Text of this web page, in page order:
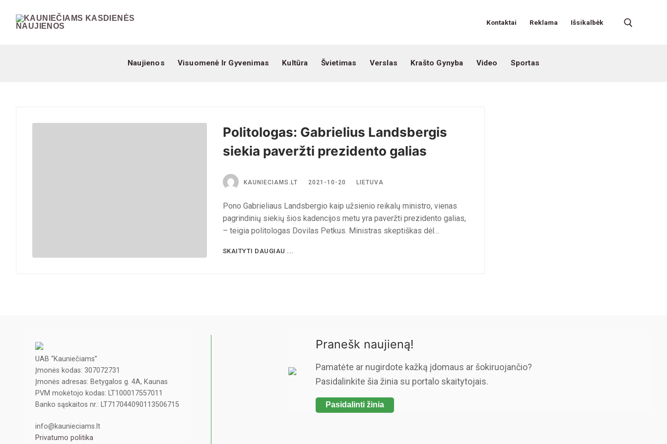
content
Kontaktai Reklama Išsikalbėk
Naujienos Visuomenė Ir Gyvenimas Kultūra Švietimas Verslas Krašto Gynyba Video Sportas
Politologas: Gabrielius Landsbergis
siekia paveržti prezidento galias
KAUNIECIAMS.LT 2021-10-20 LIETUVA
Pono Gabrieliaus Landsbergio kaip užsienio reikalų ministro, vienas
pagrindinių siekių šios kadencijos metu yra paveržti prezidento galias,
– teigia politologas Dovilas Petkus. Ministras skeptiškas dėl…
SKAITYTI DAUGIAU ...
UAB “Kauniečiams”
Įmonės kodas: 307072731
Įmonės adresas: Betygalos g. 4A, Kaunas
PVM mokėtojo kodas: LT100017557011
Banko sąskaitos nr.: LT717044090113506715
info@kaunieciams.lt
Privatumo politika
Pranešk naujieną!
Pamatėte ar nugirdote kažką įdomaus ar šokiruojančio?
Pasidalinkite šia žinia su portalo skaitytojais.
Pasidalinti žinia